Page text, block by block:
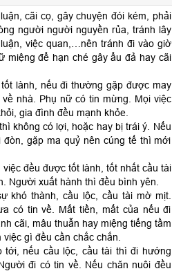
cãi cọ, gây chuyện đói kém, phải
người người nguyền rủa, tránh lây
việc quan,…nên tránh đi vào giờ
miệng để hạn ché gây ẩu đả hay cãi
lành, nếu đi thường gặp được may
nhà. Phụ nữ có tin mừng. Mọi việc
gia đình đều mạnh khỏe.
không có lợi, hoặc hay bị trái ý. Nếu
gặp ma quỷ nên cúng tế thì mới
việc đều được tốt lành, tốt nhất cầu tài
Người xuất hành thì đều bình yên.
khó thành, cầu lộc, cầu tài mờ mịt.
có tin về. Mất tiền, mất của nếu đi
cãi, mâu thuẫn hay miệng tiếng tầm
gì đều cần chắc chắn.
tới, nếu cầu lộc, cầu tài thì đi hướng
đi có tin về. Nếu chăn nuôi đều